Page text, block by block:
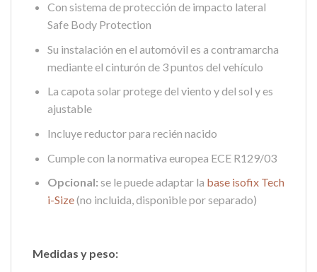
Con sistema de protección de impacto lateral
Safe Body Protection
Su instalación en el automóvil es a contramarcha
mediante el cinturón de 3 puntos del vehículo
La capota solar protege del viento y del sol y es
ajustable
Incluye reductor para recién nacido
Cumple con la normativa europea ECE R129/03
Opcional: se le puede adaptar la base isofix Tech
i-Size(no incluida, disponible por separado)
Medidas y peso: